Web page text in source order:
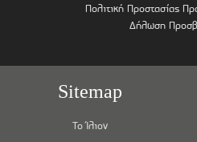
Πολιτική Προστασίας
Δήλωση
Sitemap
Το Ίλιον